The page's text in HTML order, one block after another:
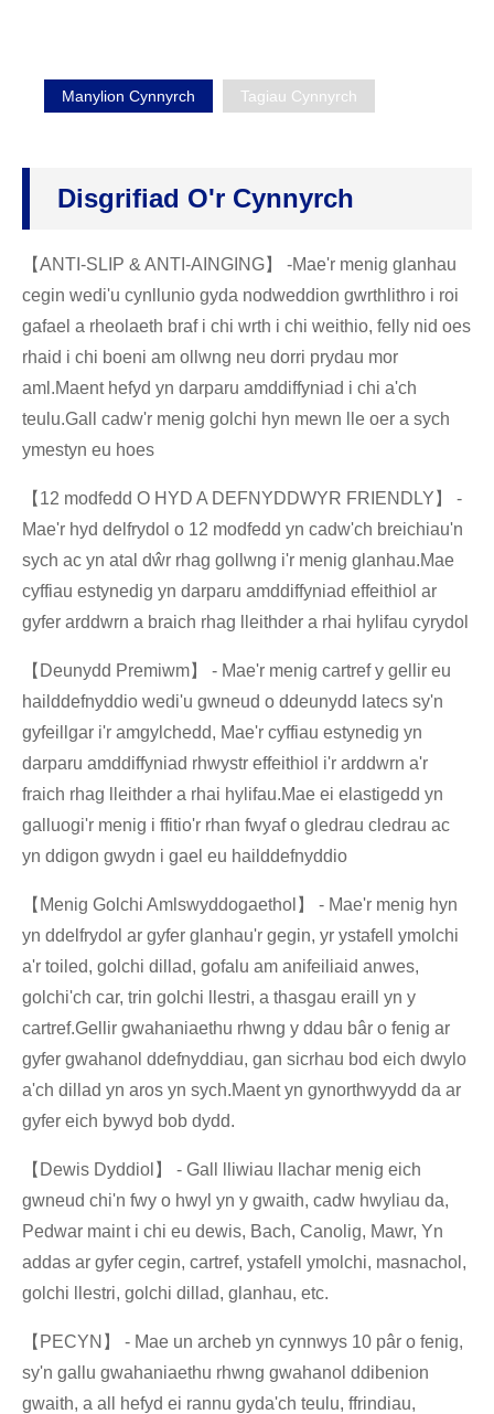
Manylion Cynnyrch Tagiau Cynnyrch
Disgrifiad O'r Cynnyrch
【ANTI-SLIP & ANTI-AINGING】 -Mae'r menig glanhau
cegin wedi'u cynllunio gyda nodweddion gwrthlithro i roi
gafael a rheolaeth braf i chi wrth i chi weithio, felly nid oes
rhaid i chi boeni am ollwng neu dorri prydau mor
aml.Maent hefyd yn darparu amddiffyniad i chi a'ch
teulu.Gall cadw'r menig golchi hyn mewn lle oer a sych
ymestyn eu hoes
【12 modfedd O HYD A DEFNYDDWYR FRIENDLY】 -
Mae'r hyd delfrydol o 12 modfedd yn cadw'ch breichiau'n
sych ac yn atal dŵr rhag gollwng i'r menig glanhau.Mae
cyffiau estynedig yn darparu amddiffyniad effeithiol ar
gyfer arddwrn a braich rhag lleithder a rhai hylifau cyrydol
【Deunydd Premiwm】 - Mae'r menig cartref y gellir eu
hailddefnyddio wedi'u gwneud o ddeunydd latecs sy'n
gyfeillgar i'r amgylchedd, Mae'r cyffiau estynedig yn
darparu amddiffyniad rhwystr effeithiol i'r arddwrn a'r
fraich rhag lleithder a rhai hylifau.Mae ei elastigedd yn
galluogi'r menig i ffitio'r rhan fwyaf o gledrau cledrau ac
yn ddigon gwydn i gael eu hailddefnyddio
【Menig Golchi Amlswyddogaethol】 - Mae'r menig hyn
yn ddelfrydol ar gyfer glanhau'r gegin, yr ystafell ymolchi
a'r toiled, golchi dillad, gofalu am anifeiliaid anwes,
golchi'ch car, trin golchi llestri, a thasgau eraill yn y
cartref.Gellir gwahaniaethu rhwng y ddau bâr o fenig ar
gyfer gwahanol ddefnyddiau, gan sicrhau bod eich dwylo
a'ch dillad yn aros yn sych.Maent yn gynorthwyydd da ar
gyfer eich bywyd bob dydd.
【Dewis Dyddiol】 - Gall lliwiau llachar menig eich
gwneud chi'n fwy o hwyl yn y gwaith, cadw hwyliau da,
Pedwar maint i chi eu dewis, Bach, Canolig, Mawr, Yn
addas ar gyfer cegin, cartref, ystafell ymolchi, masnachol,
golchi llestri, golchi dillad, glanhau, etc.
【PECYN】 - Mae un archeb yn cynnwys 10 pâr o fenig,
sy'n gallu gwahaniaethu rhwng gwahanol ddibenion
gwaith, a all hefyd ei rannu gyda'ch teulu, ffrindiau,